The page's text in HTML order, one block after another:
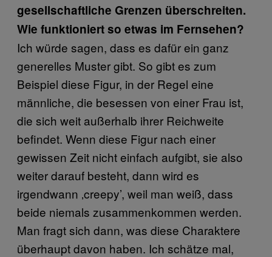
gesellschaftliche Grenzen überschreiten.
Wie funktioniert so etwas im Fernsehen?
Ich würde sagen, dass es dafür ein ganz
generelles Muster gibt. So gibt es zum
Beispiel diese Figur, in der Regel eine
männliche, die besessen von einer Frau ist,
die sich weit außerhalb ihrer Reichweite
befindet. Wenn diese Figur nach einer
gewissen Zeit nicht einfach aufgibt, sie also
weiter darauf besteht, dann wird es
irgendwann ‚creepy’, weil man weiß, dass
beide niemals zusammenkommen werden.
Man fragt sich dann, was diese Charaktere
überhaupt davon haben. Ich schätze mal,